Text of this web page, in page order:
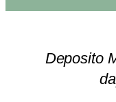
Deposito